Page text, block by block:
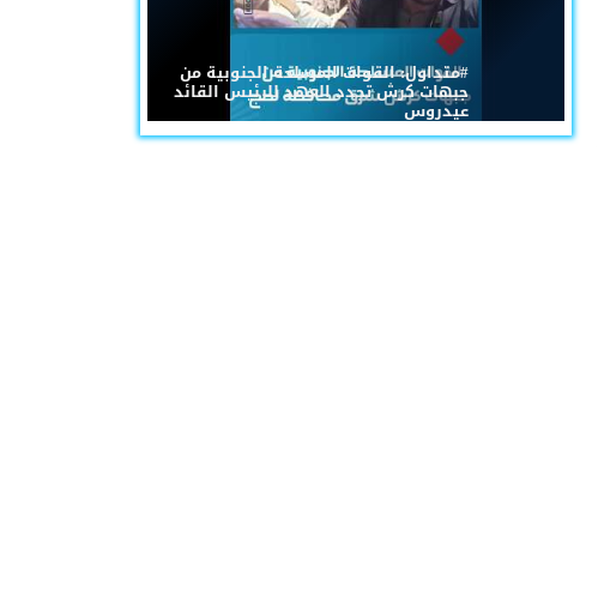
#متداول: القوات المسلحة الجنوبية من
جبهات كرش تجدد العهد للرئيس القائد
عيدروس